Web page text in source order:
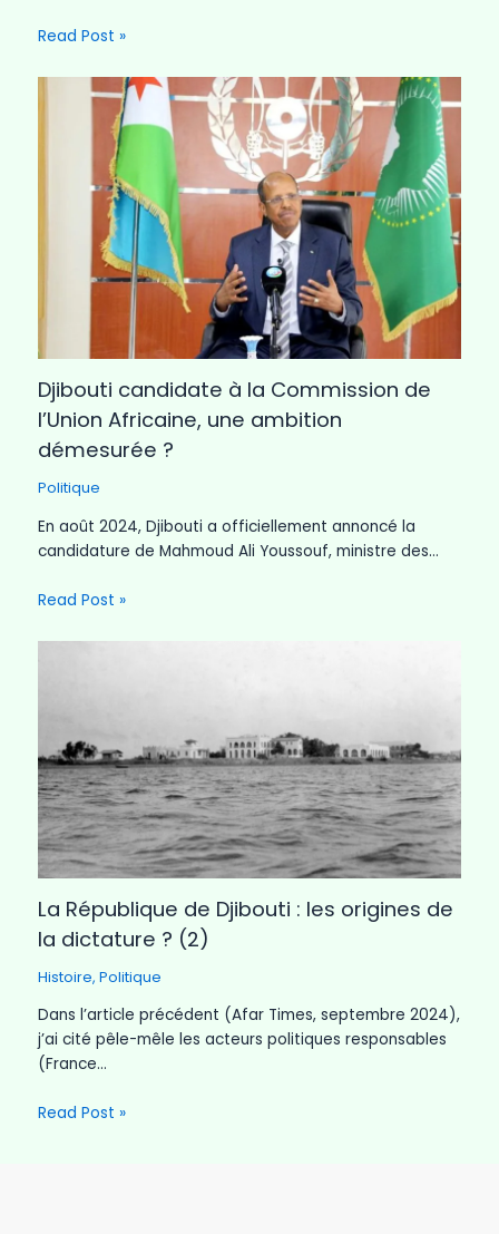
Read Post »
Djibouti candidate à la Commission de
l’Union Africaine, une ambition
démesurée ?
Politique
En août 2024, Djibouti a officiellement annoncé la
candidature de Mahmoud Ali Youssouf, ministre des…
Read Post »
La République de Djibouti : les origines de
la dictature ? (2)
Histoire,Politique
Dans l’article précédent (Afar Times, septembre 2024),
j’ai cité pêle-mêle les acteurs politiques responsables
(France…
Read Post »